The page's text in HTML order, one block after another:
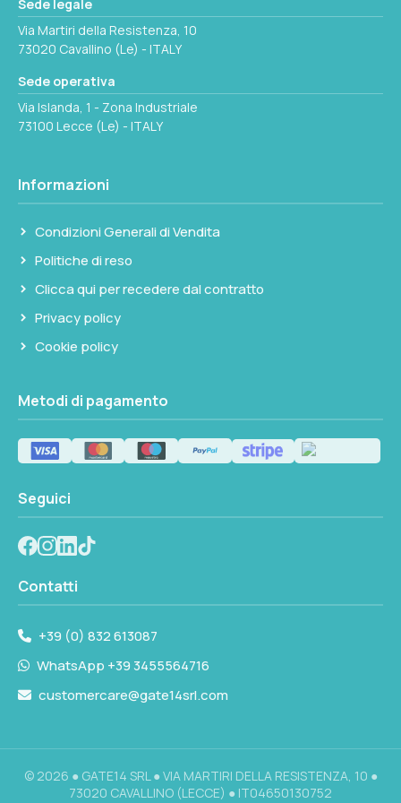
355x177mm
Sede legale
Via Martiri della Resistenza, 10
73020 Cavallino (Le) - ITALY
Sede operativa
Via Islanda, 1 - Zona Industriale
73100 Lecce (Le) - ITALY
Informazioni
Condizioni Generali di Vendita
Politiche di reso
Clicca qui per recedere dal contratto
Privacy policy
Cookie policy
Metodi di pagamento
Seguici
Contatti
+39 (0) 832 613087
WhatsApp +39 3455564716
customercare@gate14srl.com
© 2026 ● GATE14 SRL ● VIA MARTIRI DELLA RESISTENZA, 10 ●
73020 CAVALLINO (LECCE) ● IT04650130752